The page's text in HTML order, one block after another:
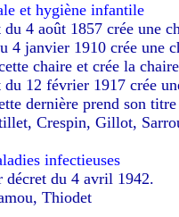
et hygiène infantile
4 août 1857 crée une
4 janvier 1910 crée une
chaire et crée la
du 12 février 1917 crée
dernière prend son
Crespin, Gillot,
infectieuses
décret du 4 avril 1942.
Thiodet